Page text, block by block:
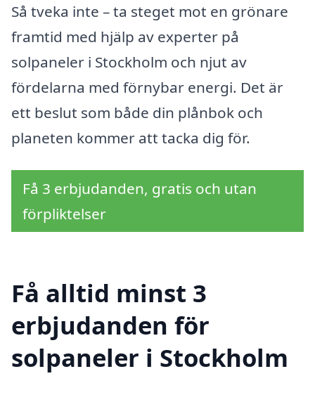
Så tveka inte – ta steget mot en grönare
framtid med hjälp av experter på
solpaneler i Stockholm och njut av
fördelarna med förnybar energi. Det är
ett beslut som både din plånbok och
planeten kommer att tacka dig för.
Få 3 erbjudanden, gratis och utan
förpliktelser
Få alltid minst 3
erbjudanden för
solpaneler i Stockholm